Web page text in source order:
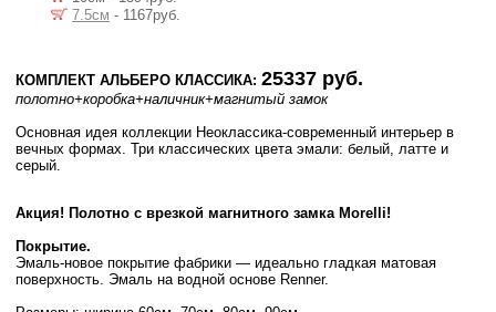
7.5см - 1167руб.
КОМПЛЕКТ АЛЬБЕРО КЛАССИКА: 25337 руб.
полотно+коробка+наличник+магнитый замок
Основная идея коллекции Неоклассика-современный интерьер в
вечных формах. Три классических цвета эмали: белый, латте и
серый.
Акция! Полотно с врезкой магнитного замка Morelli!
Покрытие.
Эмаль-новое покрытие фабрики — идеально гладкая матовая
поверхность. Эмаль на водной основе Renner.